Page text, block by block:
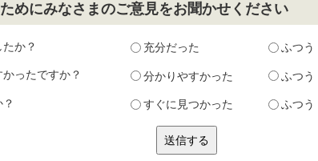
めにみなさまのご意見をお聞かせください
か？ 充分だった ふつう
ったですか？ 分かりやすかった ふつう
すぐに見つかった ふつう